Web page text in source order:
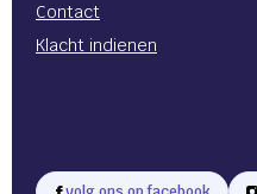
Contact
Klacht indienen